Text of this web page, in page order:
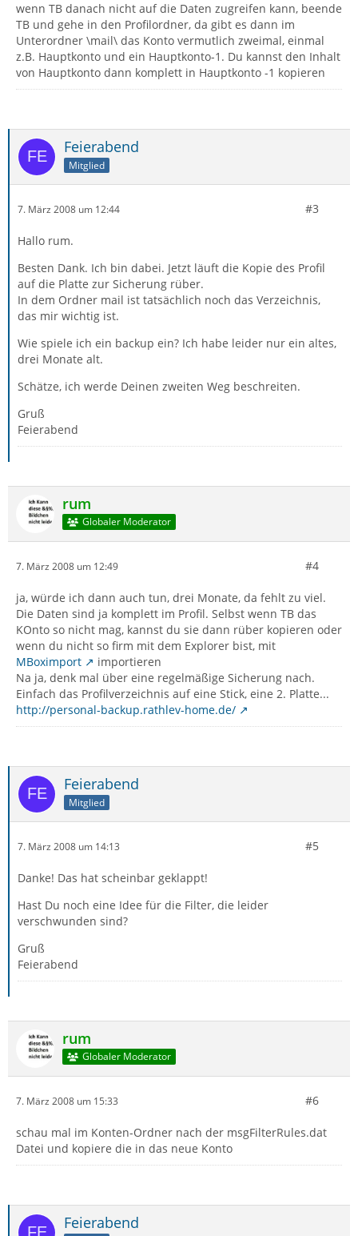
wenn TB danach nicht auf die Daten zugreifen kann, beende
TB und gehe in den Profilordner, da gibt es dann im
Unterordner \mail\ das Konto vermutlich zweimal, einmal
z.B. Hauptkonto und ein Hauptkonto-1. Du kannst den Inhalt
von Hauptkonto dann komplett in Hauptkonto -1 kopieren
Feierabend
Mitglied
7. März 2008 um 12:44 #3
Hallo rum.
Besten Dank. Ich bin dabei. Jetzt läuft die Kopie des Profil
auf die Platte zur Sicherung rüber.
In dem Ordner mail ist tatsächlich noch das Verzeichnis,
das mir wichtig ist.
Wie spiele ich ein backup ein? Ich habe leider nur ein altes,
drei Monate alt.
Schätze, ich werde Deinen zweiten Weg beschreiten.
Gruß
Feierabend
rum
Globaler Moderator
7. März 2008 um 12:49 #4
ja, würde ich dann auch tun, drei Monate, da fehlt zu viel.
Die Daten sind ja komplett im Profil. Selbst wenn TB das
KOnto so nicht mag, kannst du sie dann rüber kopieren oder
wenn du nicht so firm mit dem Explorer bist, mit
MBoximport
importieren
Na ja, denk mal über eine regelmäßige Sicherung nach.
Einfach das Profilverzeichnis auf eine Stick, eine 2. Platte...
http://personal-backup.rathlev-home.de/
Feierabend
Mitglied
7. März 2008 um 14:13 #5
Danke! Das hat scheinbar geklappt!
Hast Du noch eine Idee für die Filter, die leider
verschwunden sind?
Gruß
Feierabend
rum
Globaler Moderator
7. März 2008 um 15:33 #6
schau mal im Konten-Ordner nach der msgFilterRules.dat
Datei und kopiere die in das neue Konto
Feierabend